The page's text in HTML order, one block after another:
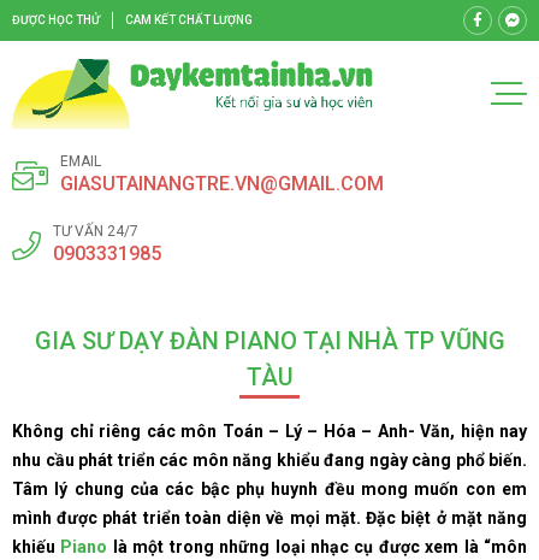
ĐƯỢC HỌC THỬ CAM KẾT CHẤT LƯỢNG
EMAIL
GIASUTAINANGTRE.VN@GMAIL.COM
TƯ VẤN 24/7
0903331985
GIA SƯ DẠY ĐÀN PIANO TẠI NHÀ TP VŨNG
TÀU
Không chỉ riêng các môn Toán – Lý – Hóa – Anh- Văn, hiện nay
nhu cầu phát triển các môn năng khiểu đang ngày càng phổ biến.
Tâm lý chung của các bậc phụ huynh đều mong muốn con em
mình được phát triển toàn diện về mọi mặt. Đặc biệt ở mặt năng
khiếu Piano là một trong những loại nhạc cụ được xem là “môn